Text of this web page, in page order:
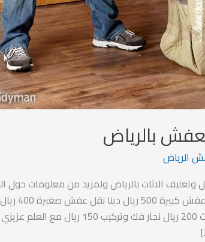
بالرياض
الرياض
الاثاث بالرياض ولمزيد من معلومات حول
والخدمات فهي كما يلي :
الاثاث 200 ريال ونش رفع وانزال الاثاث 200 ريال نجار فك وتركيب 150 ريال مع العلم عزيزي